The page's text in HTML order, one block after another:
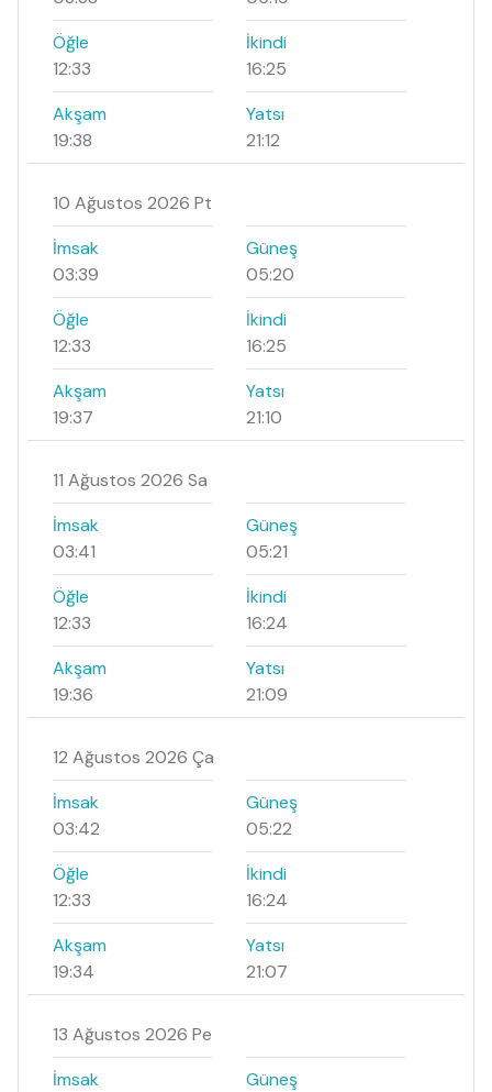
Öğle
12:33
İkindi
16:25
Akşam
19:38
Yatsı
21:12
10 Ağustos 2026 Pt
İmsak
03:39
Güneş
05:20
Öğle
12:33
İkindi
16:25
Akşam
19:37
Yatsı
21:10
11 Ağustos 2026 Sa
İmsak
03:41
Güneş
05:21
Öğle
12:33
İkindi
16:24
Akşam
19:36
Yatsı
21:09
12 Ağustos 2026 Ça
İmsak
03:42
Güneş
05:22
Öğle
12:33
İkindi
16:24
Akşam
19:34
Yatsı
21:07
13 Ağustos 2026 Pe
İmsak
Güneş